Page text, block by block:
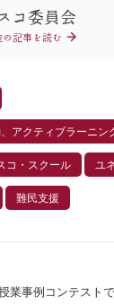
コ委員会
の記事を読む
アクティブラーニン
コ・スクール ユ
難民支援
業事例コンテスト